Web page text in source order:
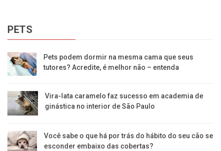
PETS
Pets podem dormir na mesma cama que seus
tutores? Acredite, é melhor não – entenda
Vira-lata caramelo faz sucesso em academia de
ginástica no interior de São Paulo
Você sabe o que há por trás do hábito do seu cão se
esconder embaixo das cobertas?